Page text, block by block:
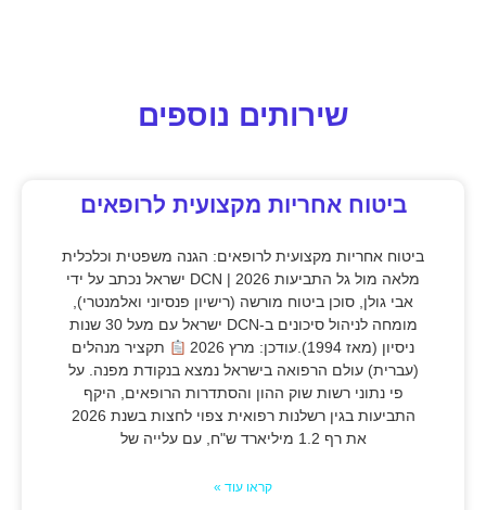
שירותים נוספים
ביטוח אחריות מקצועית לרופאים
ביטוח אחריות מקצועית לרופאים: הגנה משפטית וכלכלית
מלאה מול גל התביעות 2026 | DCN ישראל נכתב על ידי
אבי גולן, סוכן ביטוח מורשה (רישיון פנסיוני ואלמנטרי),
מומחה לניהול סיכונים ב-DCN ישראל עם מעל 30 שנות
ניסיון (מאז 1994).עודכן: מרץ 2026
תקציר מנהלים
(עברית) עולם הרפואה בישראל נמצא בנקודת מפנה. על
פי נתוני רשות שוק ההון והסתדרות הרופאים, היקף
התביעות בגין רשלנות רפואית צפוי לחצות בשנת 2026
את רף 1.2 מיליארד ש"ח, עם עלייה של
קראו עוד »